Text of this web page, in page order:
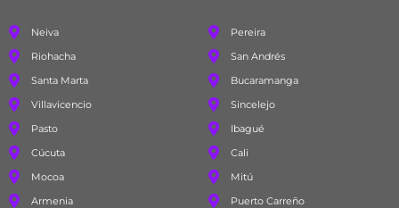
Neiva
Riohacha
Santa Marta
Villavicencio
Pasto
Cúcuta
Mocoa
Armenia
Pereira
San Andrés
Bucaramanga
Sincelejo
Ibagué
Cali
Mitú
Puerto Carreño